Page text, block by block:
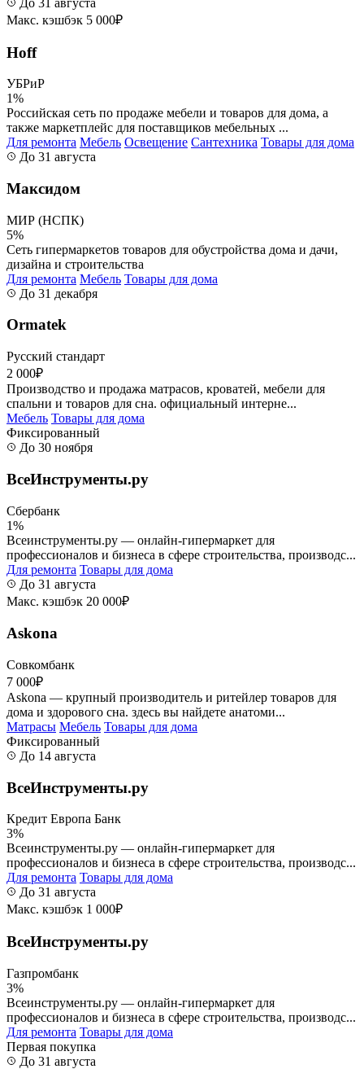
Макс. кэшбэк 5 000₽
Hoff
УБРиР
1%
Российская сеть по продаже мебели и товаров для дома, а
также маркетплейс для поставщиков мебельных ...
Для ремонта Мебель Освещение Сантехника Товары для дома
До 31 августа
Максидом
МИР (НСПК)
5%
Сеть гипермаркетов товаров для обустройства дома и дачи,
дизайна и строительства
Для ремонта Мебель Товары для дома
До 31 декабря
Ormatek
Русский стандарт
2 000₽
Производство и продажа матрасов, кроватей, мебели для
спальни и товаров для сна. официальный интерне...
Мебель Товары для дома
Фиксированный
До 30 ноября
ВсеИнструменты.ру
Сбербанк
1%
Всеинструменты.ру — онлайн-гипермаркет для
профессионалов и бизнеса в сфере строительства, производс...
Для ремонта Товары для дома
До 31 августа
Макс. кэшбэк 20 000₽
Askona
Совкомбанк
7 000₽
Askona — крупный производитель и ритейлер товаров для
дома и здорового сна. здесь вы найдете анатоми...
Матрасы Мебель Товары для дома
Фиксированный
До 14 августа
ВсеИнструменты.ру
Кредит Европа Банк
3%
Всеинструменты.ру — онлайн-гипермаркет для
профессионалов и бизнеса в сфере строительства, производс...
Для ремонта Товары для дома
До 31 августа
Макс. кэшбэк 1 000₽
ВсеИнструменты.ру
Газпромбанк
3%
Всеинструменты.ру — онлайн-гипермаркет для
профессионалов и бизнеса в сфере строительства, производс...
Для ремонта Товары для дома
Первая покупка
До 31 августа